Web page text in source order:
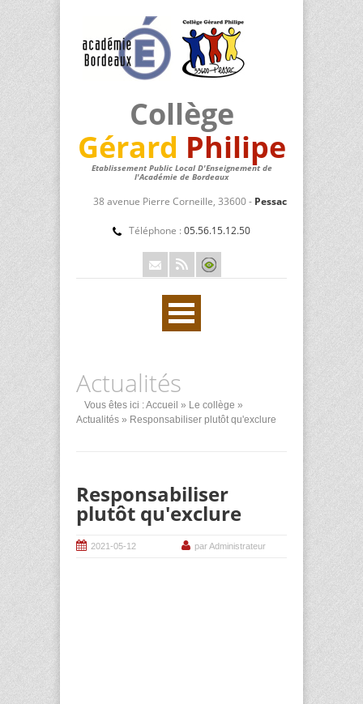
Collège
Gérard Philipe
Etablissement Public Local D'Enseignement de
l'Académie de Bordeaux
38 avenue Pierre Corneille, 33600 - Pessac
Téléphone : 05.56.15.12.50
Actualités
Vous êtes ici :Accueil » Le collège »
Actualités » Responsabiliser plutôt qu'exclure
Responsabiliser
plutôt qu'exclure
2021-05-12 par Administrateur